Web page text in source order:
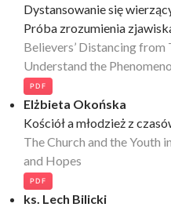
Dystansowanie się
Próba zrozumienia
Believers’ Distancing
Understand the
PDF
Elżbieta Okońska
Kościół a młodzież z
The Church and the Youth
and Hopes
PDF
ks. Lech Bilicki